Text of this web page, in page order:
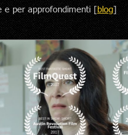
e per approfondimenti [blog]